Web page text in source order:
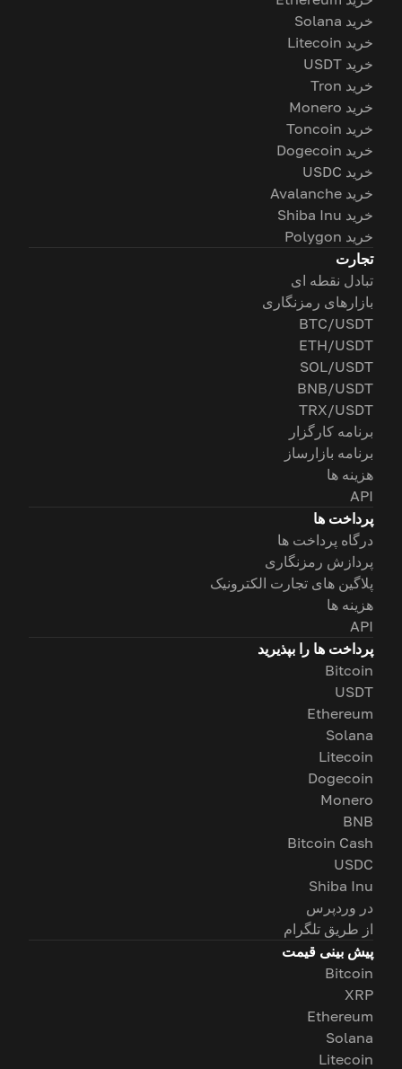
خرید Solana
خرید Litecoin
خرید USDT
خرید Tron
خرید Monero
خرید Toncoin
خرید Dogecoin
خرید USDC
خرید Avalanche
خرید Shiba Inu
خرید Polygon
تجارت
تبادل نقطه ای
بازارهای رمزنگاری
BTC/USDT
ETH/USDT
SOL/USDT
BNB/USDT
TRX/USDT
برنامه کارگزار
برنامه بازارساز
هزینه ها
API
پرداخت ها
درگاه پرداخت ها
پردازش رمزنگاری
پلاگین های تجارت الکترونیک
هزینه ها
API
پرداخت ها را بپذیرید
Bitcoin
USDT
Ethereum
Solana
Litecoin
Dogecoin
Monero
BNB
Bitcoin Cash
USDC
Shiba Inu
در وردپرس
از طریق تلگرام
پیش بینی قیمت
Bitcoin
XRP
Ethereum
Solana
Litecoin